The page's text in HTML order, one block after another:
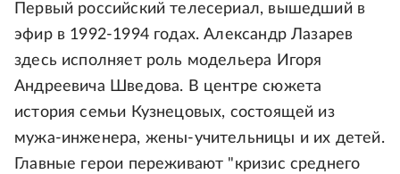
Первый российский телесериал, вышедший в
эфир в 1992-1994 годах. Александр Лазарев
здесь исполняет роль модельера Игоря
Андреевича Шведова. В центре сюжета
история семьи Кузнецовых, состоящей из
мужа-инженера, жены-учительницы и их детей.
Главные герои переживают "кризис среднего